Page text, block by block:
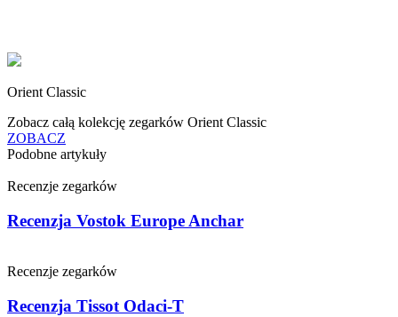
Orient Classic
Zobacz całą kolekcję zegarków Orient Classic
ZOBACZ
Podobne artykuły
Recenzje zegarków
Recenzja Vostok Europe Anchar
Recenzje zegarków
Recenzja Tissot Odaci-T